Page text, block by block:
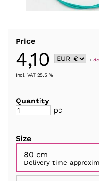
Price
4,10 +
Incl. VAT 25.5 %
Quantity
pc
Size
80 cm
Delivery time